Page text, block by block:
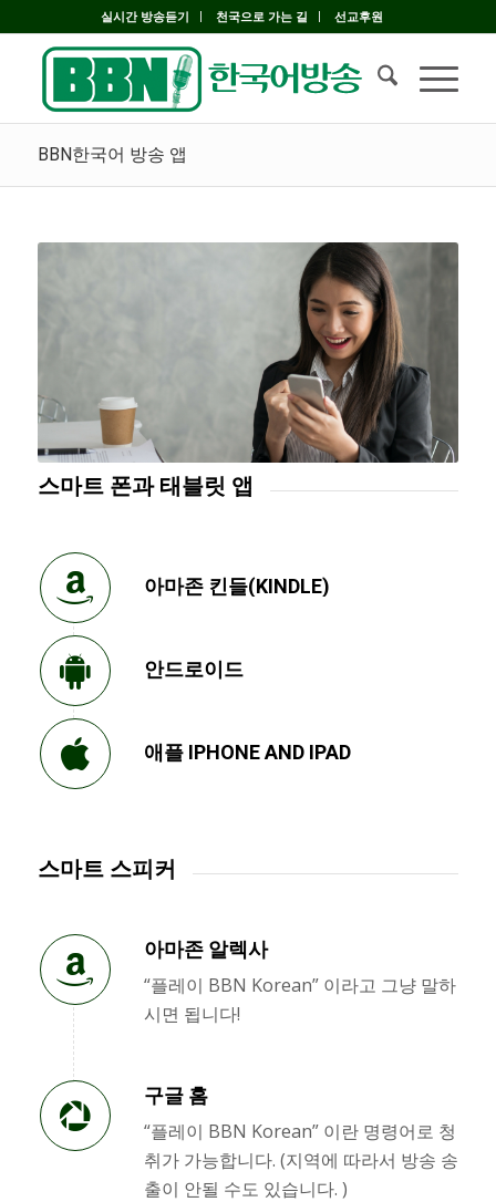
실시간 방송듣기 천국으로 가는 길 선교후원
BBN한국어 방송 앱
스마트 폰과 태블릿 앱
아마존 킨들(KINDLE)
안드로이드
애플 IPHONE AND IPAD
스마트 스피커
아마존 알렉사
“플레이 BBN Korean” 이라고 그냥 말하
시면 됩니다!
구글 홈
“플레이 BBN Korean” 이란 명령어로 청
취가 가능합니다. (지역에 따라서 방송 송
출이 안될 수도 있습니다. )